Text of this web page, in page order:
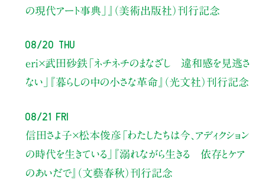
の現代アート事典」』（美術出版社）刊行記念
08/20 Thu
eri×武田砂鉄「ネチネチのまなざし 違和感を見逃さ
ない」
『暮らしの中の小さな革命』（光文社）刊行記念
08/21 Fri
信田さよ子×松本俊彦 「わたしたちは今、アディクション
の時代を生きている」
『溺れながら生きる 依存とケア
のあいだで』（文藝春秋）刊行記念